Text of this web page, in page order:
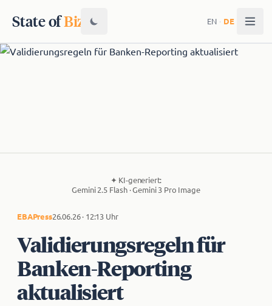
State ofBiz EN · DE
✦ KI-generiert:
Gemini 2.5 Flash · Gemini 3 Pro Image
EBAPress26.06.26 · 12:13 Uhr
Va­li­die­rungs­re­geln für
Banken-Reporting
aktualisiert